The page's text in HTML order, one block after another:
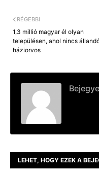
RÉGEBBI
1,3 millió magyar él olyan
településen, ahol nincs
háziorvos
LEHET, HOGY EZEK A